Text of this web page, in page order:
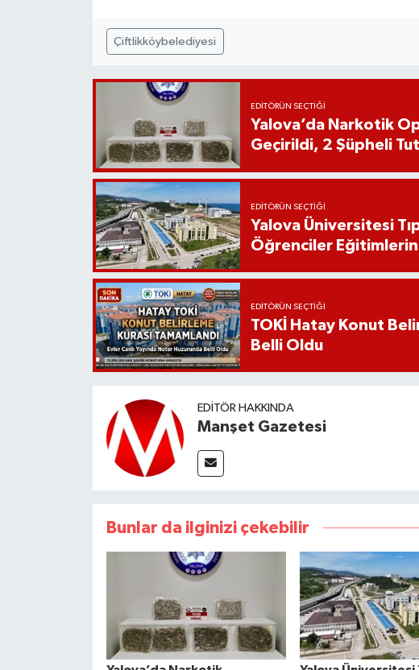
Çiftlikköybelediyesi
EDITÖRÜN SEÇTIĞI
Yalova’da Narkotik
Geçirildi, 2 Şüpheli
EDITÖRÜN SEÇTIĞI
Yalova Üniversitesi
Öğrenciler
EDITÖRÜN SEÇTIĞI
TOKİ Hatay Konut
Belli Oldu
EDITÖR HAKKINDA
Manşet Gazetesi
Bunlar da ilginizi çekebilir